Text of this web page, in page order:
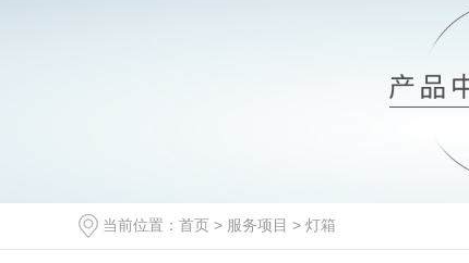
当前位置： 首页 > 服务项目 > 灯箱